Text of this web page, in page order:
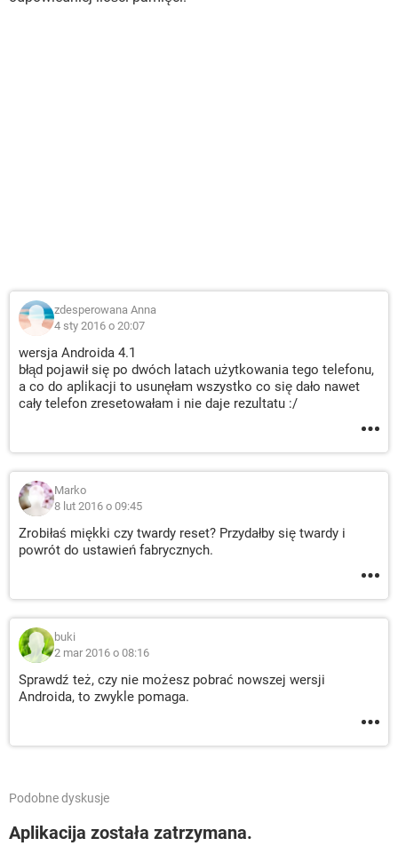
zdesperowana Anna
4 sty 2016 o 20:07
wersja Androida 4.1
błąd pojawił się po dwóch latach użytkowania tego telefonu,
a co do aplikacji to usunęłam wszystko co się dało nawet
cały telefon zresetowałam i nie daje rezultatu :/
Marko
8 lut 2016 o 09:45
Zrobiłaś miękki czy twardy reset? Przydałby się twardy i
powrót do ustawień fabrycznych.
buki
2 mar 2016 o 08:16
Sprawdź też, czy nie możesz pobrać nowszej wersji
Androida, to zwykle pomaga.
Podobne dyskusje
Aplikacija została zatrzymana.